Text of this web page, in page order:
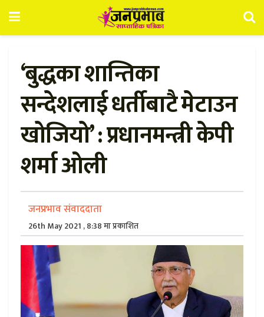
‘बुद्धका शान्तिका
सन्देशलाई धर्तीबाटै मेटाउन
खोजियो’ : प्रधानमन्त्री केपी
शर्मा ओली
जनप्रभाव संवाददाता
26th May 2021 , 8:38 मा प्रकाशित